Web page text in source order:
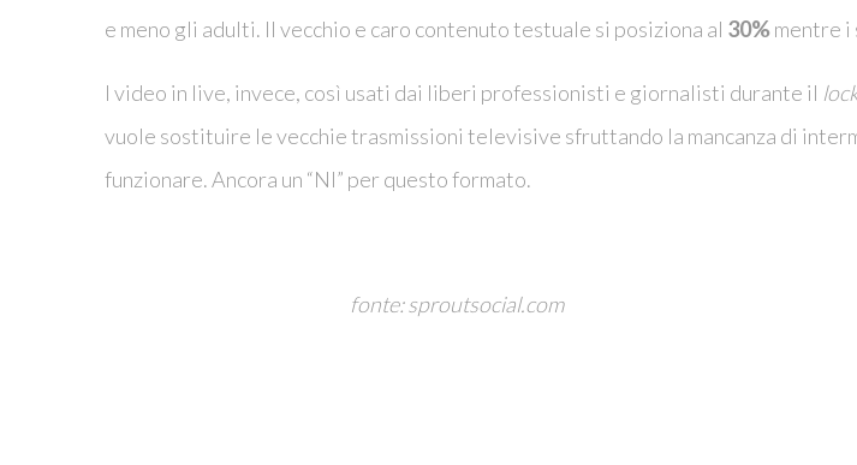
e meno gli adulti. Il vecchio e caro contenuto testuale si posiziona al 30%mentre i
I video in live, invece, così usati dai liberi professionisti e giornalisti durante il
vuole sostituire le vecchie trasmissioni televisive sfruttando la mancanza di
funzionare. Ancora un “NI” per questo formato.
fonte: sproutsocial.com